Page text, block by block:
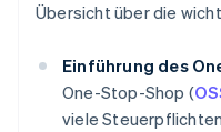
Übersicht über die
Einführung des
One-Stop-Shop (
viele